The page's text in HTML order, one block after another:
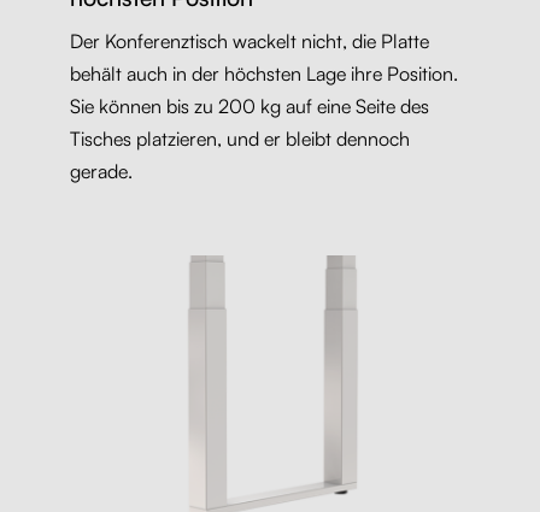
Der Konferenztisch wackelt nicht, die Platte
behält auch in der höchsten Lage ihre Position.
Sie können bis zu 200 kg auf eine Seite des
Tisches platzieren, und er bleibt dennoch
gerade.